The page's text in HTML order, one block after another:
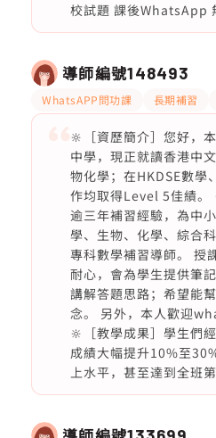
校試題 課後WhatsApp
導師編號148493
WhatsAPP問功課 長期補習
🔆［資歷簡介］您好，
中學，現正就讀香港中
物化學；在HKDSE數學
作均取得Level 5佳績。
逾三年補習經驗，為中
學、生物、化學、綜合
專科數學補習導師。 授
耐心，會為學生提供筆
講解答題思路；希望能
念。 另外，本人歡迎
🔆［教學成果］學生們
成績大幅提升10%至
上水平，甚至達到全班第